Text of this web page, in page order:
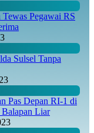
Pegawai RS
Sulsel Tanpa
Pas Depan RI-1 di
Balapan Liar